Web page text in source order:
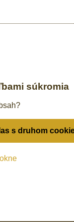
súkromia
s druhom